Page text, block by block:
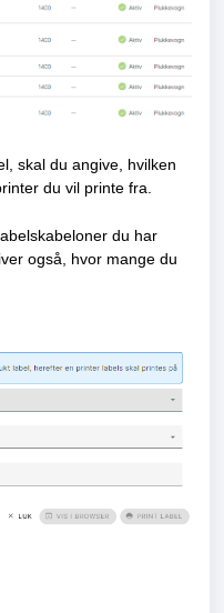
skal du angive, hvilken
du vil printe fra.
du har
også, hvor mange du